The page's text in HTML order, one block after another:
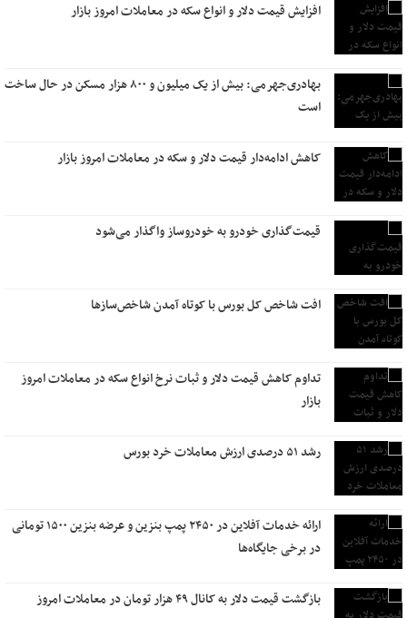
افزایش قیمت دلار و انواع سکه در معاملات امروز بازار
بهادری‌جهرمی: بیش از یک میلیون و ۸۰۰ هزار مسکن در حال ساخت
است
کاهش ادامه‌دار قیمت دلار و سکه در معاملات امروز بازار
‌قیمت‌گذاری خودرو به خودروساز واگذار می‌شود‌
افت شاخص کل بورس با کوتاه آمدن شاخص‌سازها
تداوم کاهش قیمت دلار و ثبات نرخ انواع سکه در معاملات امروز
بازار
رشد ۵۱ درصدی ارزش معاملات خرد بورس
ارائه خدمات آفلاین در ۲۴۵۰ پمپ‌ بنزین‌ و ‌عرضه بنزین ۱۵۰۰ تومانی‌
در برخی جایگاه‌‌ها‌
بازگشت قیمت دلار به کانال ۴۹ هزار تومان‌ در معاملات امروز